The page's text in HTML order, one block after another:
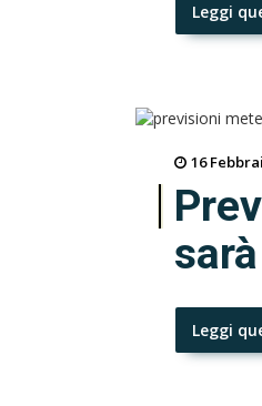
Leggi
16
Leggi